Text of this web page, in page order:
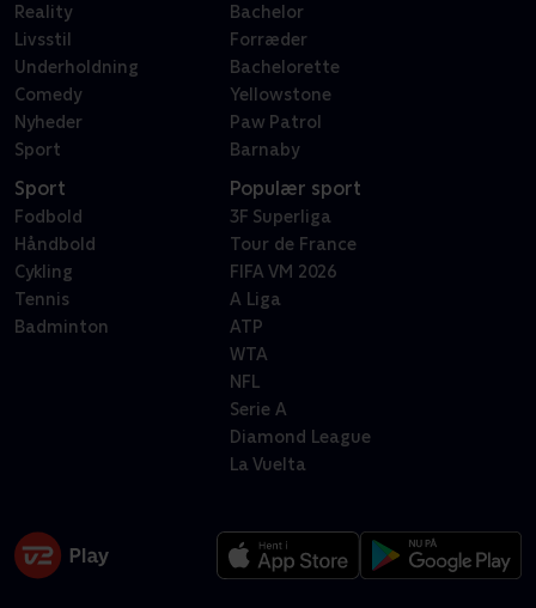
Reality
Livsstil
Underholdning
Comedy
Nyheder
Sport
Bachelor
Forræder
Bachelorette
Yellowstone
Paw Patrol
Barnaby
Sport
Fodbold
Håndbold
Cykling
Tennis
Badminton
Populær sport
3F Superliga
Tour de France
FIFA VM 2026
A Liga
ATP
WTA
NFL
Serie A
Diamond League
La Vuelta